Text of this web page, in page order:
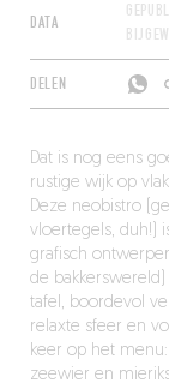
DATA
DELEN
Dat is nog eens
rustige wijk op
Deze neobistro
vloertegels, duh!)
grafisch
de
tafel, boordevol
relaxte sfeer en
keer op het
zeewier en